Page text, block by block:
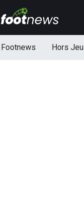
Footnews Hors Jeu